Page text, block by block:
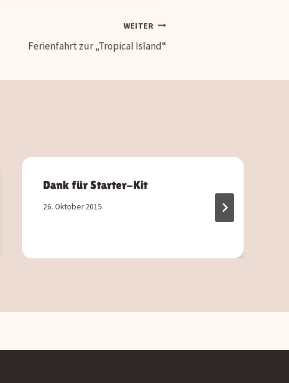
WEITER
Ferienfahrt zur „Tropical Island“
Dank für Starter-Kit
26. Oktober 2015